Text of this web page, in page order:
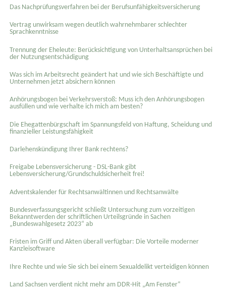
Das Nachprüfungsverfahren bei der Berufsunfähigkeitsversicherung
Vertrag unwirksam wegen deutlich wahrnehmbarer schlechter
Sprachkenntnisse
Trennung der Eheleute: Berücksichtigung von Unterhaltsansprüchen bei
der Nutzungsentschädigung
Was sich im Arbeitsrecht geändert hat und wie sich Beschäftigte und
Unternehmen jetzt absichern können
Anhörungsbogen bei Verkehrsverstoß: Muss ich den Anhörungsbogen
ausfüllen und wie verhalte ich mich am besten?
Die Ehegattenbürgschaft im Spannungsfeld von Haftung, Scheidung und
finanzieller Leistungsfähigkeit
Darlehenskündigung Ihrer Bank rechtens?
Freigabe Lebensversicherung - DSL-Bank gibt
Lebensversicherung/Grundschuldsicherheit frei!
Adventskalender für Rechtsanwältinnen und Rechtsanwälte
Bundesverfassungsgericht schließt Untersuchung zum vorzeitigen
Bekanntwerden der schriftlichen Urteilsgründe in Sachen
„Bundeswahlgesetz 2023“ ab
Fristen im Griff und Akten überall verfügbar: Die Vorteile moderner
Kanzleisoftware
Ihre Rechte und wie Sie sich bei einem Sexual­delikt verteidigen können
Land Sachsen verdient nicht mehr am DDR-Hit „Am Fenster“